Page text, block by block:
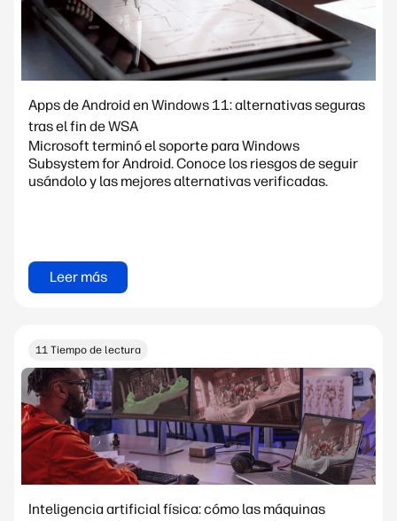
Apps de Android en Windows 11: alternativas seguras
tras el fin de WSA
Microsoft terminó el soporte para Windows
Subsystem for Android. Conoce los riesgos de seguir
usándolo y las mejores alternativas verificadas.
Leer más
11 Tiempo de lectura
Inteligencia artificial física: cómo las máquinas